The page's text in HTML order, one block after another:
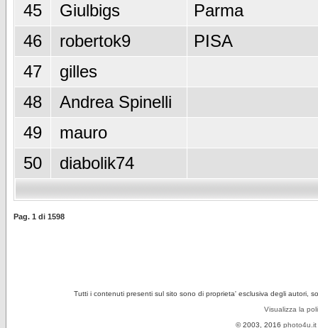
45
Giulbigs
Parma
46
robertok9
PISA
47
gilles
48
Andrea Spinelli
49
mauro
50
diabolik74
Pag. 1 di 1598
Tutti i contenuti presenti sul sito sono di proprieta' esclusiva degli autori,
Visualizza la
© 2003, 2016 photo4u.it